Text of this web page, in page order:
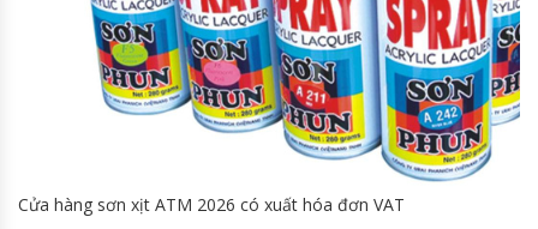
Cửa hàng sơn xịt ATM 2026 có xuất hóa đơn VAT